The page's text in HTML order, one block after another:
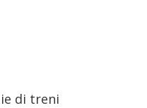
di treni